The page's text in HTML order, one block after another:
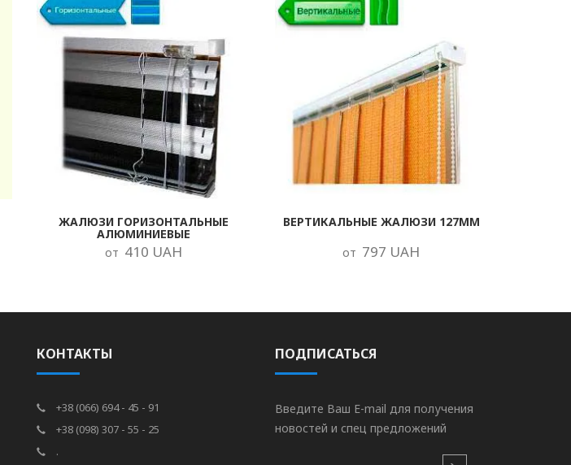
ЖАЛЮЗИ ГОРИЗОНТАЛЬНЫЕ
АЛЮМИНИЕВЫЕ
от 410 UAH
ВЕРТИКАЛЬНЫЕ ЖАЛЮЗИ 127ММ
от 797 UAH
КОНТАКТЫ
+38 (066) 694 - 45 - 91
+38 (098) 307 - 55 - 25
.
ПОДПИСАТЬСЯ
Введите Ваш E-mail для получения
новостей и спец предложений